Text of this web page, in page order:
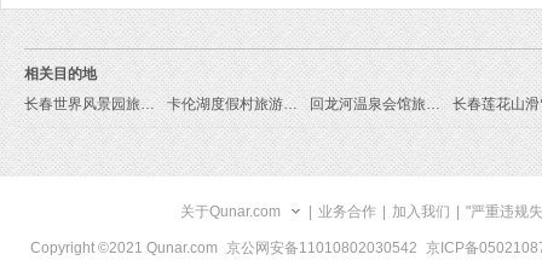
相关目的地
长春世界风景园旅游线路
卡伦湖度假村旅游线路 回龙河温泉会馆旅游线路
关于Qunar.com 业务合作 加入我们 "严重违规
Copyright ©2021 Qunar.com 京公网安备11010802030542 京ICP备